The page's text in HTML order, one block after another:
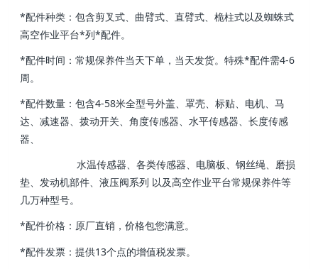
*配件种类：包含剪叉式、曲臂式、直臂式、桅柱式以及蜘蛛式
高空作业平台*列*配件。
*配件时间：常规保养件当天下单，当天发货。特殊*配件需4-6
周。
*配件数量：包含4-58米全型号外盖、罩壳、标贴、电机、马
达、减速器、拨动开关、角度传感器、水平传感器、长度传感
器、
水温传感器、各类传感器、电脑板、钢丝绳、磨损
垫、发动机部件、液压阀系列 以及高空作业平台常规保养件等
几万种型号。
*配件价格：原厂直销，价格包您满意。
*配件发票：提供13个点的增值税发票。